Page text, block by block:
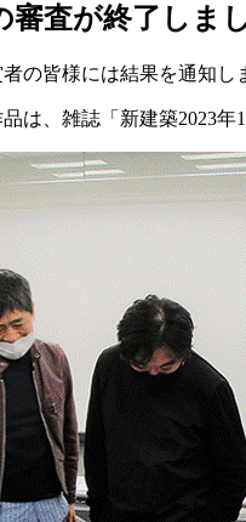
査が終了しま
の皆様には結果を通知し
は、雑誌「新建築2023年